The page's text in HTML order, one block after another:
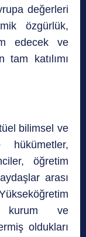
değerleri
özgürlük,
edecek ve
tam katılımı
bilimsel ve
öğretim
arası
kurum ve
oldukları